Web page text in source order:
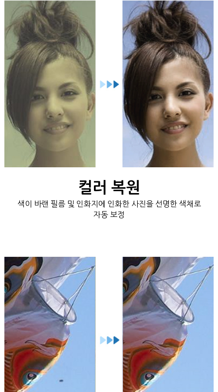
컬러 복원
색이 바랜 필름 및 인화지에 인화한 사진을 선명한 색채로
자동 보정